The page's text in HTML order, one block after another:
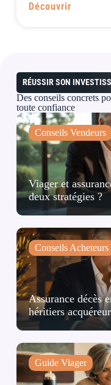
Découvrir
RÉUSSIR SON
Des conseils concrets
toute confiance
Conseils Vendeurs
Viager et
deux stratégies ?
Conseils Acheteurs
Assurance décès
héritiers
Guide Viager